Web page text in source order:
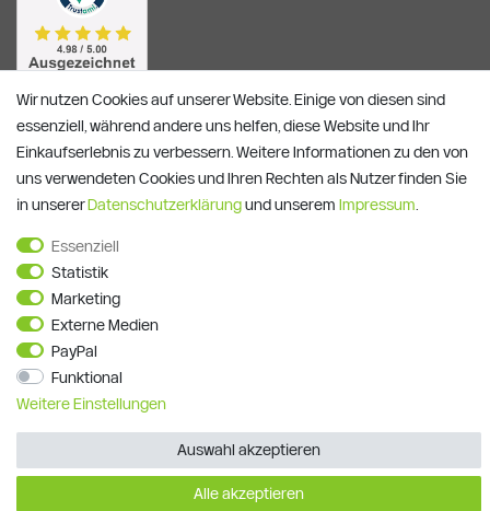
© Copyright 2026 | Alle Rechte vorbehalten.
Wir nutzen Cookies auf unserer Website. Einige von diesen sind
essenziell, während andere uns helfen, diese Website und Ihr
Einkaufserlebnis zu verbessern. Weitere Informationen zu den von
uns verwendeten Cookies und Ihren Rechten als Nutzer finden Sie
in unsererDaten­schutz­erklärungund unserem Impressum
Essenziell
Statistik
Marketing
Externe Medien
PayPal
Funktional
Weitere Einstellungen
Alle akzeptieren
Auswahl akzeptieren